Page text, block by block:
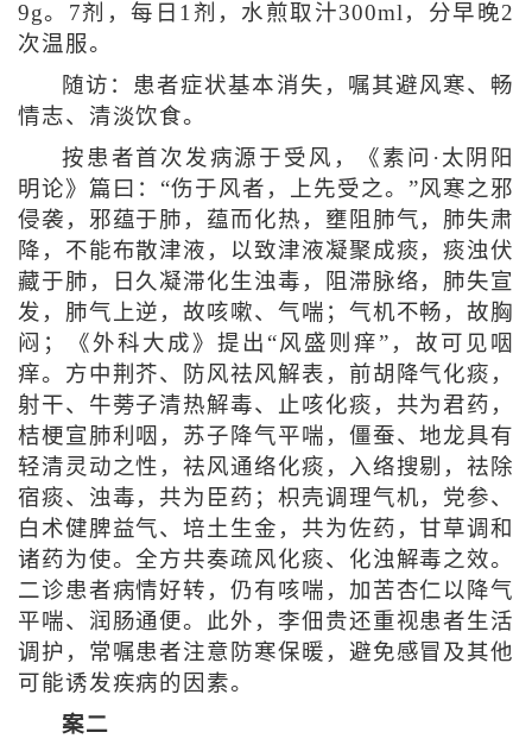
9g。7剂，每日1剂，水煎取汁300ml，分早晚2
次温服。
随访：患者症状基本消失，嘱其避风寒、畅
情志、清淡饮食。
按患者首次发病源于受风，《素问·太阴阳
明论》篇曰：“伤于风者，上先受之。”风寒之邪
侵袭，邪蕴于肺，蕴而化热，壅阻肺气，肺失肃
降，不能布散津液，以致津液凝聚成痰，痰浊伏
藏于肺，日久凝滞化生浊毒，阻滞脉络，肺失宣
发，肺气上逆，故咳嗽、气喘；气机不畅，故胸
闷；《外科大成》提出“风盛则痒”，故可见咽
痒。方中荆芥、防风祛风解表，前胡降气化痰，
射干、牛蒡子清热解毒、止咳化痰，共为君药，
桔梗宣肺利咽，苏子降气平喘，僵蚕、地龙具有
轻清灵动之性，祛风通络化痰，入络搜剔，祛除
宿痰、浊毒，共为臣药；枳壳调理气机，党参、
白术健脾益气、培土生金，共为佐药，甘草调和
诸药为使。全方共奏疏风化痰、化浊解毒之效。
二诊患者病情好转，仍有咳喘，加苦杏仁以降气
平喘、润肠通便。此外，李佃贵还重视患者生活
调护，常嘱患者注意防寒保暖，避免感冒及其他
可能诱发疾病的因素。
案二